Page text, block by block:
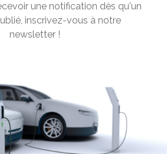
ÉLECTRIQUES ET
DES 10% DE
le 14 Nov 2020 à 00:00
une notification dès qu'un
inscrivez-vous à notre
newsletter !